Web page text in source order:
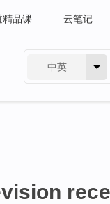
精品课 云笔记
中英